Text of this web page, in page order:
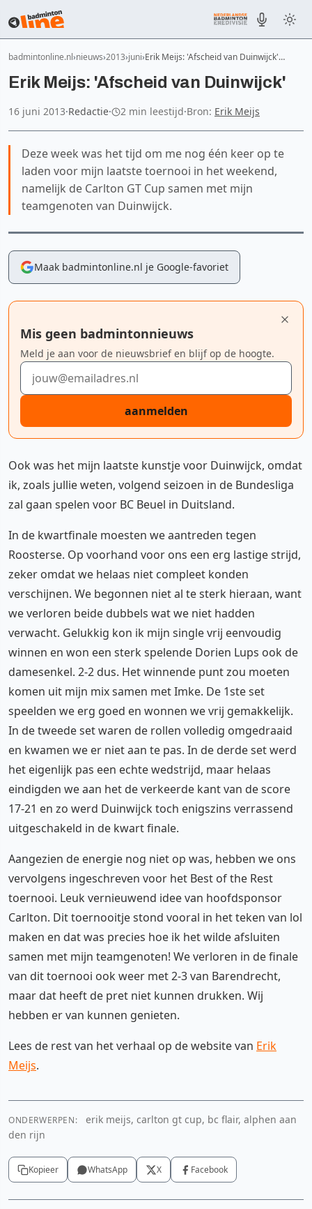
badmintonline.nl nieuws 2013 juni Erik Meijs: 'Afscheid van Duinwijck'…
Erik Meijs: 'Afscheid van Duinwijck'
16 juni 2013·Redactie· 2 min leestijd·Bron: Erik Meijs
Deze week was het tijd om me nog één keer op te
laden voor mijn laatste toernooi in het weekend,
namelijk de Carlton GT Cup samen met mijn
teamgenoten van Duinwijck.
Maak badmintonline.nl je Google-favoriet
Mis geen badmintonnieuws
Meld je aan voor de nieuwsbrief en blijf op de hoogte.
E-mailadres
aanmelden
Ook was het mijn laatste kunstje voor Duinwijck, omdat
ik, zoals jullie weten, volgend seizoen in de Bundesliga
zal gaan spelen voor BC Beuel in Duitsland.
In de kwartfinale moesten we aantreden tegen
Roosterse. Op voorhand voor ons een erg lastige strijd,
zeker omdat we helaas niet compleet konden
verschijnen. We begonnen niet al te sterk hieraan, want
we verloren beide dubbels wat we niet hadden
verwacht. Gelukkig kon ik mijn single vrij eenvoudig
winnen en won een sterk spelende Dorien Lups ook de
damesenkel. 2-2 dus. Het winnende punt zou moeten
komen uit mijn mix samen met Imke. De 1ste set
speelden we erg goed en wonnen we vrij gemakkelijk.
In de tweede set waren de rollen volledig omgedraaid
en kwamen we er niet aan te pas. In de derde set werd
het eigenlijk pas een echte wedstrijd, maar helaas
eindigden we aan het de verkeerde kant van de score
17-21 en zo werd Duinwijck toch enigszins verrassend
uitgeschakeld in de kwart finale.
Aangezien de energie nog niet op was, hebben we ons
vervolgens ingeschreven voor het Best of the Rest
toernooi. Leuk vernieuwend idee van hoofdsponsor
Carlton. Dit toernooitje stond vooral in het teken van lol
maken en dat was precies hoe ik het wilde afsluiten
samen met mijn teamgenoten! We verloren in de finale
van dit toernooi ook weer met 2-3 van Barendrecht,
maar dat heeft de pret niet kunnen drukken. Wij
hebben er van kunnen genieten.
Lees de rest van het verhaal op de website van Erik
Meijs.
ONDERWERPEN:
erik meijs, carlton gt cup, bc flair, alphen aan
den rijn
Kopieer WhatsApp X Facebook